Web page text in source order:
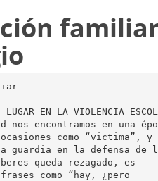
EN LA VIOLENCIA
nos encontramos en una
como “victima”,
guardia en la defensa de
queda rezagado, es
como “hay, ¿pero